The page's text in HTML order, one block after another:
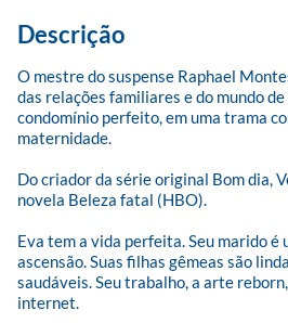
Descrição
O mestre do suspense Raphael
das relações familiares e do mundo
condomínio perfeito, em uma trama
maternidade.
Do criador da série original Bom dia,
novela Beleza fatal (HBO).
Eva tem a vida perfeita. Seu marido é
ascensão. Suas filhas gêmeas são
saudáveis. Seu trabalho, a arte
internet.